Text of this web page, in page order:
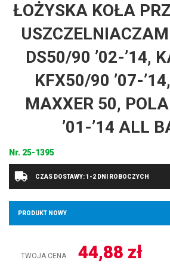
ŁOŻYSKA KOŁA
DS50/90 ’02-’14,
KFX50/90 ’07-
MAXXER 50,
’01-’14 ALL
Nr. 25-1395
CZAS DOSTAWY: 1-2 DNI ROBOCZYCH
PRODUKT NOWY
TWOJA CENA 44,88 zł